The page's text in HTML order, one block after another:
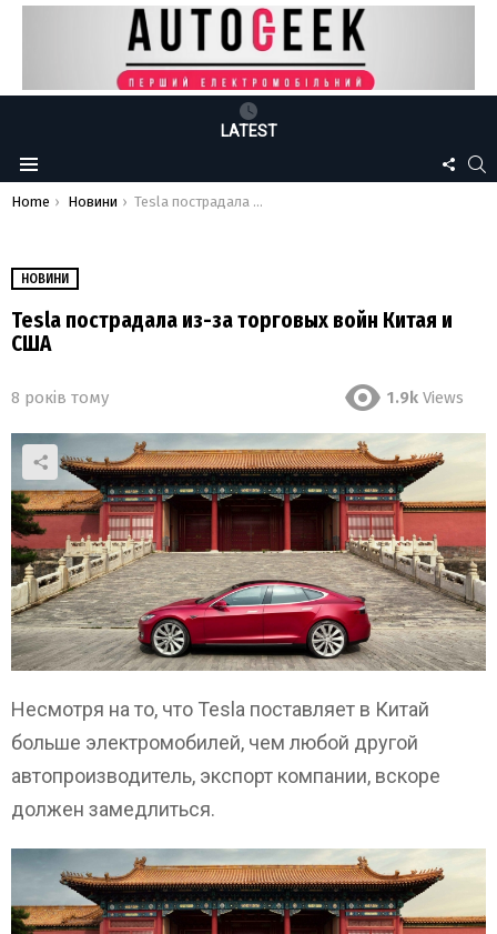
LATEST
Menu
US
You are here:
Home Новини Tesla пострадала из-за торговых войн Китая и США
НОВИНИ
Tesla пострадала из-за торговых войн Китая и
США
8 років тому 1.9k Views
Несмотря на то, что Tesla поставляет в Китай
больше электромобилей, чем любой другой
автопроизводитель, экспорт компании, вскоре
должен замедлиться.